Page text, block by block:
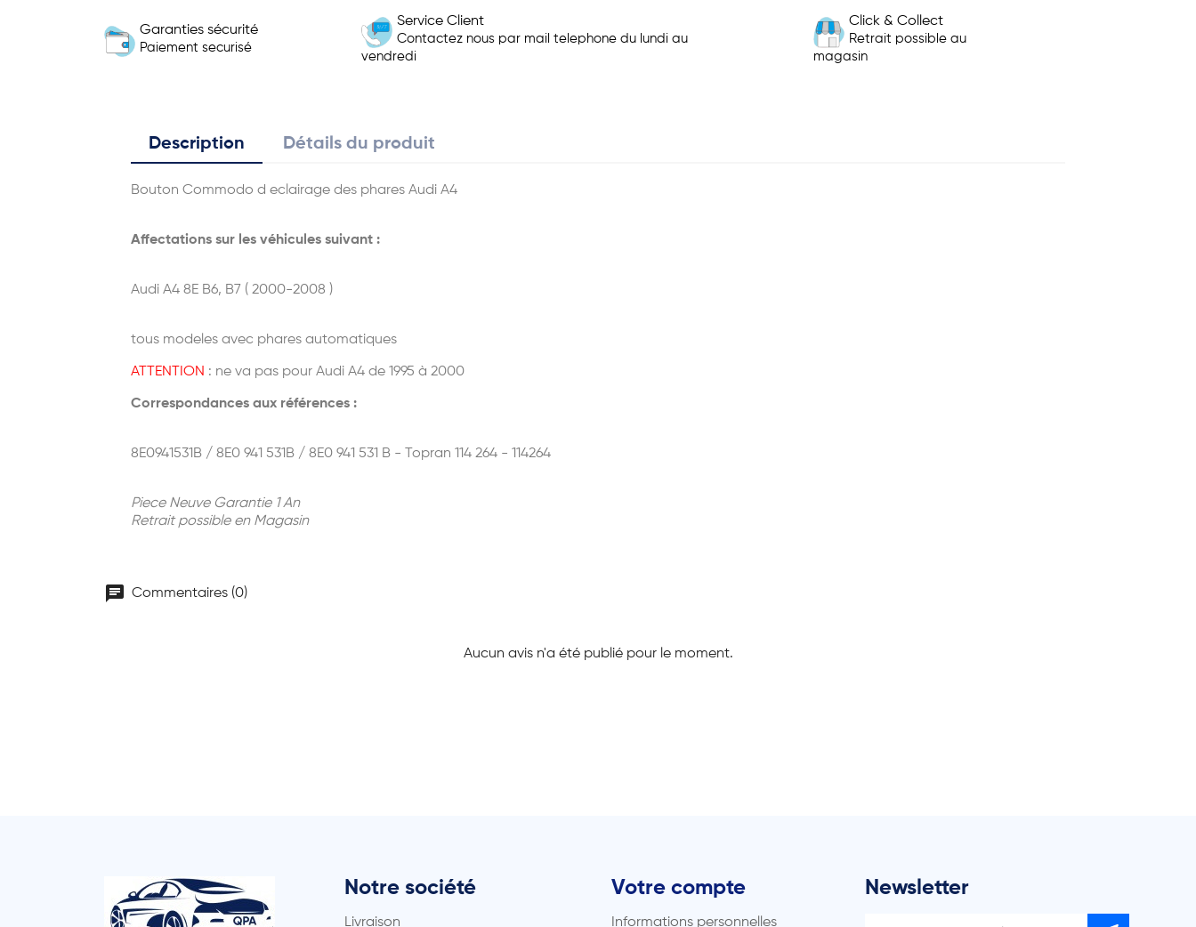
Garanties sécurité
Paiement securisé
Service Client
Contactez nous par mail telephone du lundi au
vendredi
Click & Collect
Retrait possible au
magasin
Description Détails du produit
Bouton Commodo d eclairage des phares Audi A4
Affectations sur les véhicules suivant :
Audi A4 8E B6, B7 ( 2000-2008 )
tous modeles avec phares automatiques
ATTENTION : ne va pas pour Audi A4 de 1995 à 2000
Correspondances aux références :
8E0941531B / 8E0 941 531B / 8E0 941 531 B - Topran 114 264 - 114264
Piece Neuve Garantie 1 An
Retrait possible en Magasin
chat Commentaires (0)
Aucun avis n'a été publié pour le moment.
Notre société
Livraison
Votre compte
Informations personnelles
Newsletter